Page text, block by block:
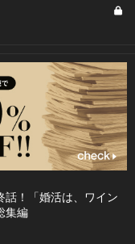
話！「婚活は、ワイン
集編